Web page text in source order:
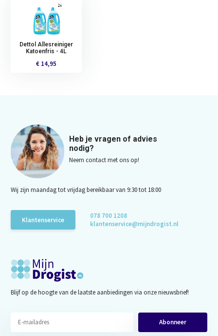
Dettol Allesreiniger
Katoenfris - 4L
€ 14,95
Heb je vragen of advies
nodig?
Neem contact met ons op!
Wij zijn maandag tot vrijdag bereikbaar van 9:30 tot 18:00
Klantenservice
078 700 1208
klantenservice@mijndrogist.nl
Blijf op de hoogte van de laatste aanbiedingen via onze nieuwsbrief!
Abonneer